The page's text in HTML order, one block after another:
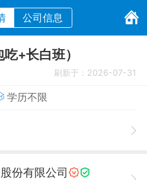
公司信息
+长白班）
刷新于：2026-07-31
学历不限
份有限公司